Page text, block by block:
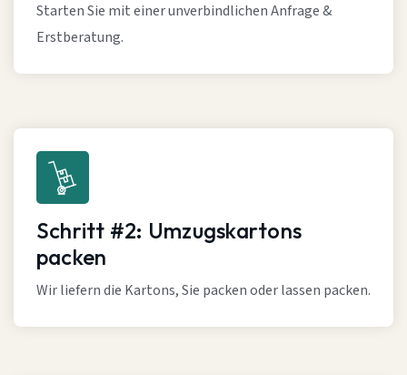
Starten Sie mit einer unverbindlichen Anfrage &
Erstberatung.
Schritt #2: Umzugskartons
packen
Wir liefern die Kartons, Sie packen oder lassen packen.